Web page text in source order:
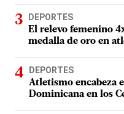
DEPORTES
El relevo femenino
medalla de oro en
DEPORTES
Atletismo encabeza
Dominicana en los